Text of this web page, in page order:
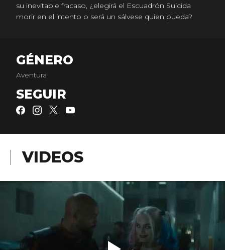
su inevitable fracaso, ¿elegirá el Escuadrón Suicida
morir en el intento o será un sálvese quien pueda?
GÉNERO
Aventura
SEGUIR
VIDEOS